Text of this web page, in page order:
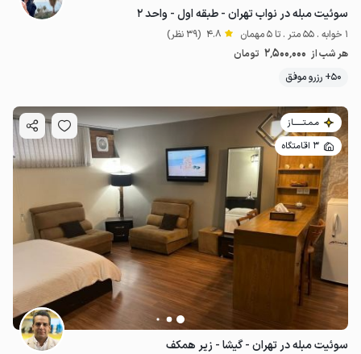
سوئیت مبله در نواب تهران - طبقه اول - واحد ۲
1 خوابه . 55 متر . تا 5 مهمان 4.8 (39 نظر)
هر شب از 2٬500٬000 تومان
50+ رزرو موفق
مـمـتــــــاز
3 اقامتگاه
سوئیت مبله در تهران - گیشا - زیر همکف